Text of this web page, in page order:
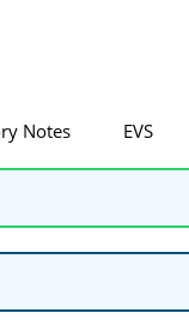
Notes EVS